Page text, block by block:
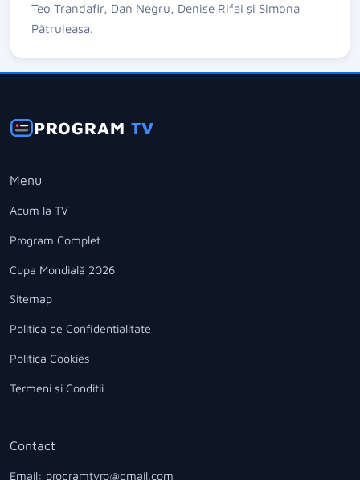
Teo Trandafir, Dan Negru, Denise Rifai și Simona
Pătruleasa.
PROGRAMTV
Menu
Acum la TV
Program Complet
Cupa Mondială 2026
Sitemap
Politica de Confidentialitate
Politica Cookies
Termeni si Conditii
Contact
Email: programtvro@gmail.com